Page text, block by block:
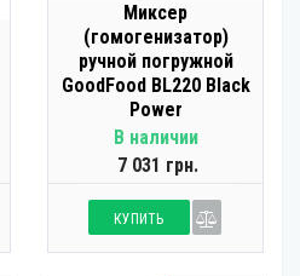
Миксер
(гомогенизатор)
ручной погружной
GoodFood BL220 Black
Power
В наличии
7 031 грн.
КУПИТЬ